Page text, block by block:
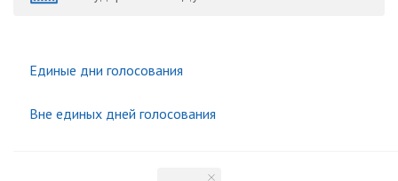
Единые дни голосования
Вне единых дней голосования